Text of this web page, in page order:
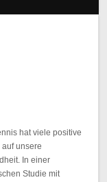
hat viele positive
auf unsere
In einer
Studie mit